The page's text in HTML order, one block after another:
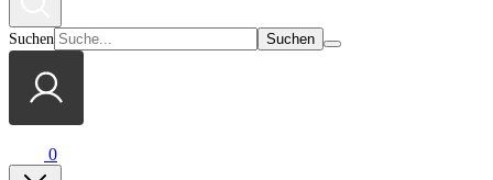
Suchen
0